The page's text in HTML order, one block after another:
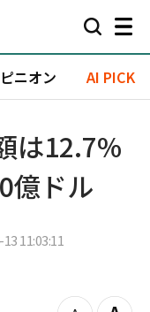
ニオン AI PICK
は12.7%
億ドル
11:03:11